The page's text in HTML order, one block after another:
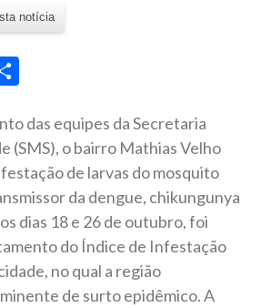
notícia
das equipes da Secretaria
(SMS), o bairro Mathias Velho
de larvas do mosquito
da dengue, chikungunya
dias 18 e 26 de outubro, foi
do Índice de Infestação
no qual a região
de surto epidêmico. A